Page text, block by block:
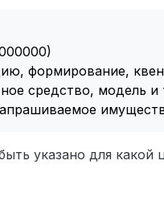
формирование,
средство, модель и
указано для какой